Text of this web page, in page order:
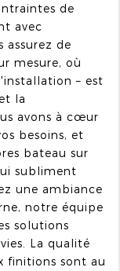
de
avec
assurez de
mesure, où
– est
la
avons à cœur
besoins, et
bateau sur
subliment
une ambiance
notre équipe
solutions
La qualité
finitions sont au